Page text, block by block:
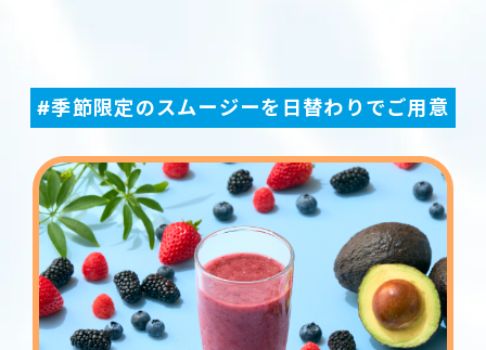
#季節限定のスムージーを日替わりでご用意